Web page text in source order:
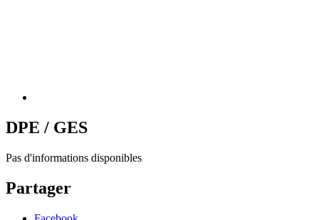
DPE / GES
Pas d'informations disponibles
Partager